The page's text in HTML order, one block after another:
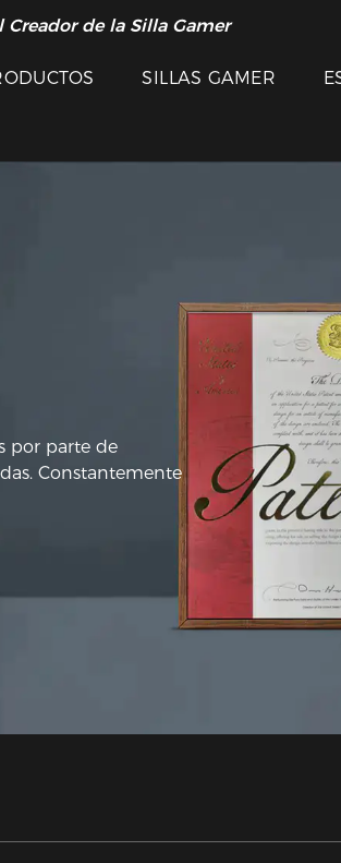
Creador de la Silla Gamer
SILLAS GAMER
por parte de
Constantemente